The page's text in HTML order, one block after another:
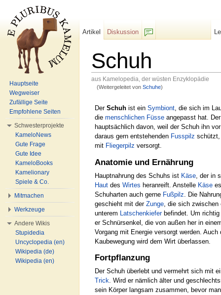
Schuh
aus Kamelopedia, der wüsten Enzyklopädie
(Weitergeleitet von Schuhe)
Der Schuh ist ein Symbiont , die sich im
die menschlichen Füsse angepasst hat.
hauptsächlich davon, weil der Schuh ihn
daraus gern entstehenden Fusspilz schützt,
mit Fliegerpilz versorgt.
Anatomie und Ernährung
Hauptnahrung des Schuhs ist Käse , der in
Haut des Wirtes heranreift. Anstelle Käse
Schuharten auch gerne Fußpilz . Die
geschieht mit der Zunge , die sich
unterem Latschenkieferbefindet. Um
er Schnürsenkel, die von außen her in
Vorgang mit Energie versorgt werden. Auch
Kaubewegung wird dem Wirt überlassen.
Fortpflanzung
Der Schuh überlebt und vermehrt sich mit
Trick. Wird er nämlich älter und
sein Körper langsam zusammen, bevor
Artikel
Diskussion
Hauptseite
Wegweiser
Zufällige Seite
Empfohlene Seiten
Schwesterprojekte
KameloNews
Gute Frage
Gute Idee
KameloBooks
Kamelionary
Spiele & Co.
Mitmachen
Werkzeuge
Andere Wikis
Stupidedia
Uncyclopedia (en)
Wikipedia (de)
Wikipedia (en)